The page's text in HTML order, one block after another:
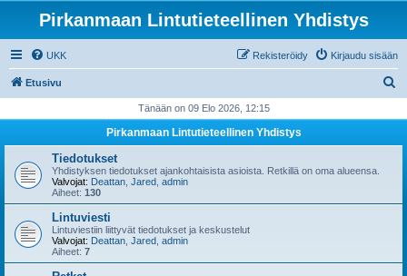
Pirkanmaan Lintutieteellinen Yhdistys
UKK Kirjaudu sisään
Rekisteröidy
Etusivu
i
Tänään on 09 Elo 2026, 12:15
Pirkanmaan Lintutieteellinen Yhdistys
Tiedotukset
Yhdistyksen tiedotukset ajankohtaisista asioista. Retkillä on oma alueensa.
Valvojat: Deattan Jared admin
Aiheet: 130
Lintuviesti
Lintuviestiin liittyvät tiedotukset ja keskustelut
Valvojat: Deattan Jared admin
Aiheet: 7